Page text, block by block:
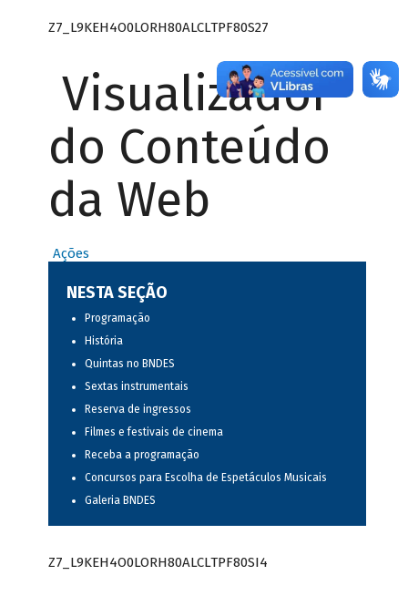
Z7_L9KEH4O0LORH80ALCLTPF80S27
Visualizador
do Conteúdo
da Web
Ações
NESTA SEÇÃO
Programação
História
Quintas no BNDES
Sextas instrumentais
Reserva de ingressos
Filmes e festivais de cinema
Receba a programação
Concursos para Escolha de Espetáculos Musicais
Galeria BNDES
Z7_L9KEH4O0LORH80ALCLTPF80SI4